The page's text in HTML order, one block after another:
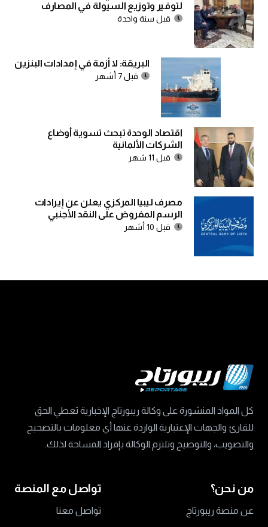
لتوفير وتوزيع السيولة في المصارف
قبل سنة واحدة
البريقة: لا أزمة في إمدادات البنزين
قبل 7 أشهر
اقتصاد الوحدة تبحث تسوية أوضاع
الشركات الألمانية
قبل 11 شهر
مصرف ليبيا المركزي يعلن عن إيرادات
الرسم المفروض على النقد الأجنبي
قبل 10 أشهر
كل المواد المنشورة على وكالة ريبورتاج الإخبارية تعطي الحق
للقارئ والجهات الإعتبارية الواردة عنها أي معلومات بالتصحيح
والتصويب، والتوضيح وتلتزم الوكالة بإفراد المساحة لذلك.
من نحن؟
عن منصة ريبورتاج
تواصل مع المنصة
تواصل معنا